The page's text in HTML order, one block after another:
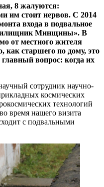
8 жалуются:
им стоит нервов. С 2014
входа в подвальное
Минщины». В
от местного жителя
как старшего по дому, это
вопрос: когда их
сотрудник научно-
космических
технологий
время нашего визита
с подвальными